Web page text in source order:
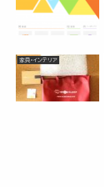
家具・インテリア